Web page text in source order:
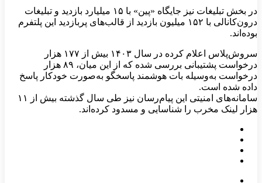
در بخش تبلیغات نیز جایگاه «پین» با ۱۵ میلیارد بازدید و تبلیغات
درون‌کانالی با ۱۵۲ میلیون بازدید از قالب‌های پربازدید این پلتفرم
بوده‌اند.
سروش‌پلاس اعلام کرده در سال ۱۴۰۳ بیش از ۱۷۷ هزار
درخواست پشتیبانی بررسی شده که از این میان، ۸۹ هزار
درخواست به‌وسیله بات هوشمند پاسخگو به‌صورت خودکار پاسخ
داده شده است.
سامانه‌های امنیتی این پیام‌رسان نیز طی سال گذشته بیش از ۱۱
هزار لینک مخرب را شناسایی و مسدود کرده‌اند.